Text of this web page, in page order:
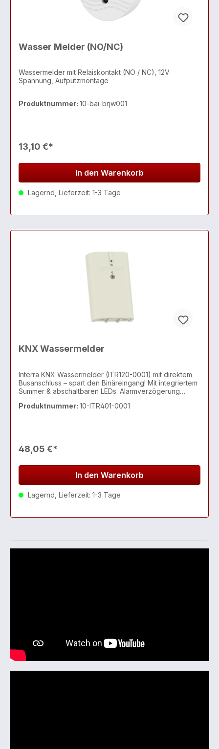
Wasser Melder (NO/NC)
Wassermelder mit Relaiskontakt (NO / NC), 12V
Spannung, Aufputzmontage
Produktnummer: 10-bai-brjw001
13,10 €*
In den Warenkorb
Lagernd, Lieferzeit: 1-3 Tage
KNX Wassermelder
Interra KNX Wassermelder (ITR120-0001) mit direktem
Busanschluss – spart den Binäreingang! Mit integriertem
Summer & abschaltbaren LEDs. Alarmverzögerung
Produktnummer: 10-ITR401-0001
48,05 €*
In den Warenkorb
Lagernd, Lieferzeit: 1-3 Tage